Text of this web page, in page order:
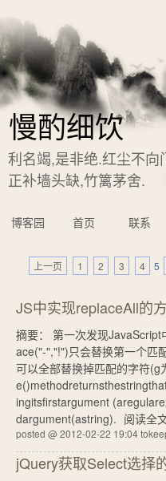
慢酌细饮
利名竭,是非绝.红尘不
正补墙头缺,竹篱茅舍.
博客园 首页 联系
上一页 1 2 3 4 5
JS中实现replaceAll的
摘要： 第一次发现
ace("-","!")只会替换第一个匹
可以全部替换掉匹配的字符
ingitsfirstargument
dargument(astring). 阅读全
posted @ 2012-02-22 19:04
jQuery获取Select选择